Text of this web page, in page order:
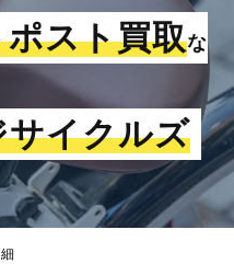
スト買取な
イクルズ